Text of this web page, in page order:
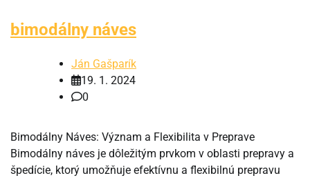
bimodálny náves
Ján Gašparík
19. 1. 2024
0
Bimodálny Náves: Význam a Flexibilita v Preprave
Bimodálny náves je dôležitým prvkom v oblasti prepravy a
špedície, ktorý umožňuje efektívnu a flexibilnú prepravu